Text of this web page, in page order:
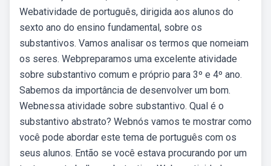
Webatividade de português, dirigida aos alunos do
sexto ano do ensino fundamental, sobre os
substantivos. Vamos analisar os termos que nomeiam
os seres. Webpreparamos uma excelente atividade
sobre substantivo comum e próprio para 3º e 4º ano.
Sabemos da importância de desenvolver um bom.
Webnessa atividade sobre substantivo. Qual é o
substantivo abstrato? Webnós vamos te mostrar como
você pode abordar este tema de português com os
seus alunos. Então se você estava procurando por um